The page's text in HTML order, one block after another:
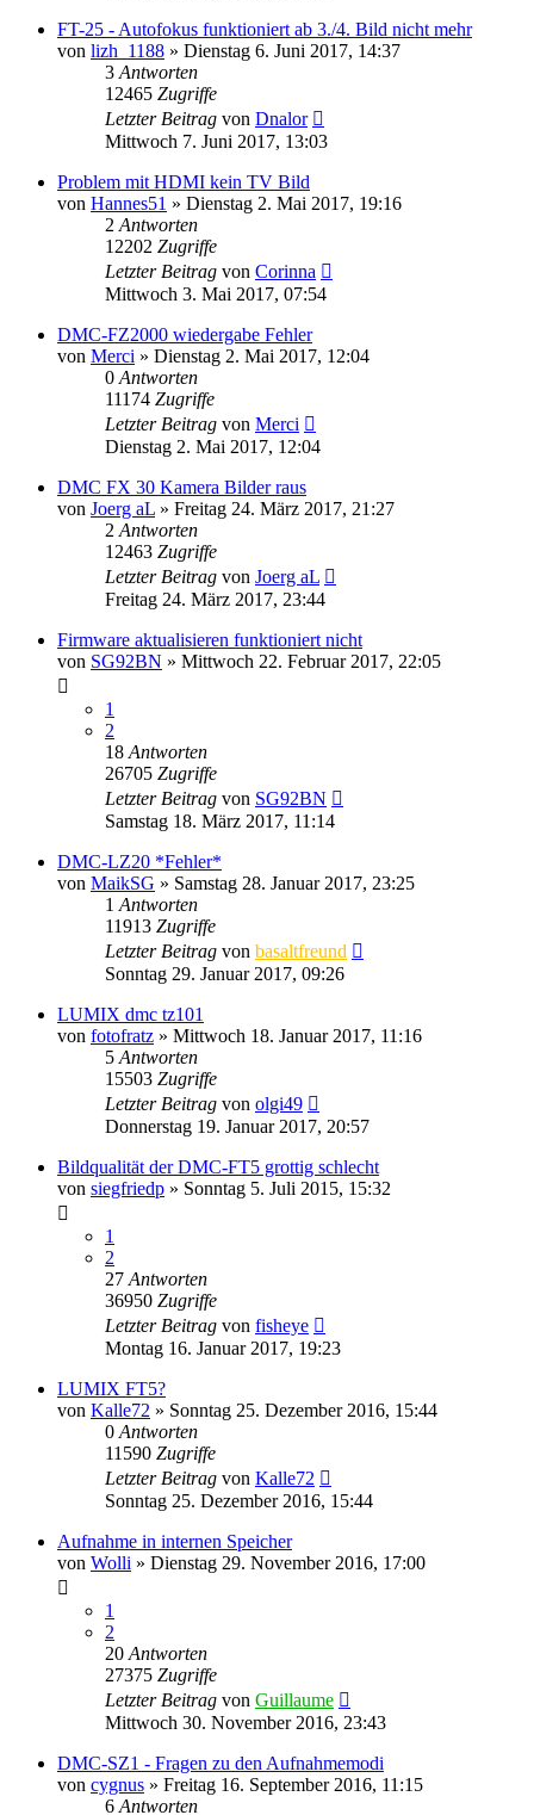
FT-25 - Autofokus funktioniert ab 3./4. Bild nicht mehr
von lizh_1188 » Dienstag 6. Juni 2017, 14:37
3 Antworten
12465 Zugriffe
Letzter Beitrag von Dnalor
Mittwoch 7. Juni 2017, 13:03
Problem mit HDMI kein TV Bild
von Hannes51 » Dienstag 2. Mai 2017, 19:16
2 Antworten
12202 Zugriffe
Letzter Beitrag von Corinna
Mittwoch 3. Mai 2017, 07:54
DMC-FZ2000 wiedergabe Fehler
von Merci » Dienstag 2. Mai 2017, 12:04
0 Antworten
11174 Zugriffe
Letzter Beitrag von Merci
Dienstag 2. Mai 2017, 12:04
DMC FX 30 Kamera Bilder raus
von Joerg aL » Freitag 24. März 2017, 21:27
2 Antworten
12463 Zugriffe
Letzter Beitrag von Joerg aL
Freitag 24. März 2017, 23:44
Firmware aktualisieren funktioniert nicht
von SG92BN » Mittwoch 22. Februar 2017, 22:05
1
2
18 Antworten
26705 Zugriffe
Letzter Beitrag von SG92BN
Samstag 18. März 2017, 11:14
DMC-LZ20 *Fehler*
von MaikSG » Samstag 28. Januar 2017, 23:25
1 Antworten
11913 Zugriffe
Letzter Beitrag von basaltfreund
Sonntag 29. Januar 2017, 09:26
LUMIX dmc tz101
von fotofratz » Mittwoch 18. Januar 2017, 11:16
5 Antworten
15503 Zugriffe
Letzter Beitrag von olgi49
Donnerstag 19. Januar 2017, 20:57
Bildqualität der DMC-FT5 grottig schlecht
von siegfriedp » Sonntag 5. Juli 2015, 15:32
1
2
27 Antworten
36950 Zugriffe
Letzter Beitrag von fisheye
Montag 16. Januar 2017, 19:23
LUMIX FT5?
von Kalle72 » Sonntag 25. Dezember 2016, 15:44
0 Antworten
11590 Zugriffe
Letzter Beitrag von Kalle72
Sonntag 25. Dezember 2016, 15:44
Aufnahme in internen Speicher
von Wolli » Dienstag 29. November 2016, 17:00
1
2
20 Antworten
27375 Zugriffe
Letzter Beitrag von Guillaume
Mittwoch 30. November 2016, 23:43
DMC-SZ1 - Fragen zu den Aufnahmemodi
von cygnus » Freitag 16. September 2016, 11:15
6 Antworten